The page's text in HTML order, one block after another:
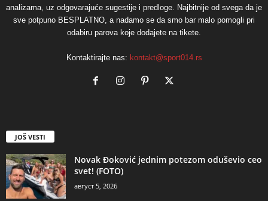
analizama, uz odgovarajuće sugestije i predloge. Najbitnije od svega da je
sve potpuno BESPLATNO, a nadamo se da smo bar malo pomogli pri
odabiru parova koje dodajete na tikete.
Kontaktirajte nas: kontakt@sport014.rs
JOŠ VESTI
Novak Đoković jednim potezom oduševio ceo
svet! (FOTO)
август 5, 2026